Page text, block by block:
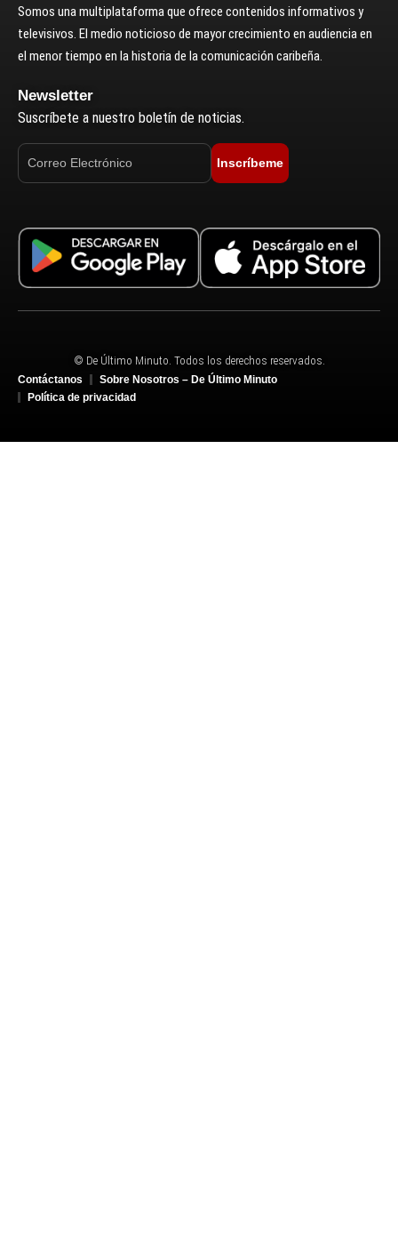
Somos una multiplataforma que ofrece contenidos informativos y
televisivos. El medio noticioso de mayor crecimiento en audiencia en
el menor tiempo en la historia de la comunicación caribeña.
Newsletter
Suscríbete a nuestro boletín de noticias.
Inscríbeme
© De Último Minuto. Todos los derechos reservados.
Contáctanos
Sobre Nosotros – De Último Minuto
Política de privacidad